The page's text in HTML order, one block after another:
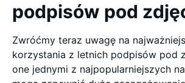
podpisów pod
Zwróćmy teraz uwagę na
korzystania z letnich podpisów pod
one jednymi z najpopularniejszych